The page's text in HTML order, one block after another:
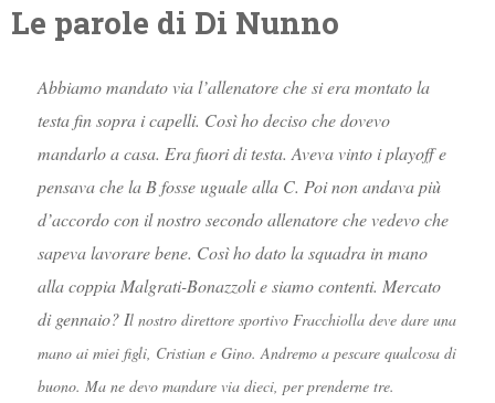
Le parole di Di Nunno
Abbiamo mandato via l’allenatore che si era montato la
testa fin sopra i capelli. Così ho deciso che dovevo
mandarlo a casa. Era fuori di testa. Aveva vinto i playoff e
pensava che la B fosse uguale alla C. Poi non andava più
d’accordo con il nostro secondo allenatore che vedevo che
sapeva lavorare bene. Così ho dato la squadra in mano
alla coppia Malgrati-Bonazzoli e siamo contenti. Mercato
di gennaio? Il nostro direttore sportivo Fracchiolla deve dare una
mano ai miei figli, Cristian e Gino.Andremo a pescare qualcosa di
buono. Ma ne devo mandare via dieci, per prenderne tre.